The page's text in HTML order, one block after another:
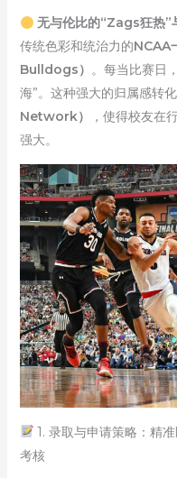
无与伦比的“Zags狂热”
传统色彩和统治力的NCAA
Bulldogs） 。每当比赛日
海”。这种强大的归属感转
Network）
，使得校友在
强大。
1. 录取与申请策略：精
考核